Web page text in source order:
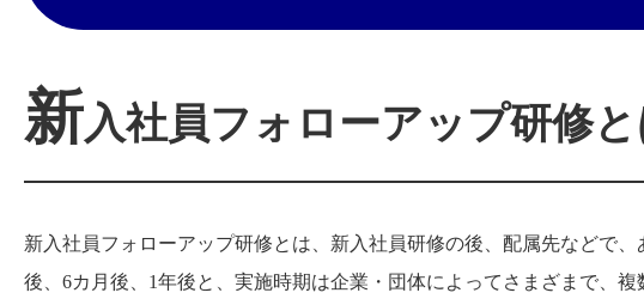
新入社員フォローアップ研修と
新入社員フォローアップ研修とは、新入社員研修の後、配属先などで
後、6カ月後、1年後と、実施時期は企業・団体によってさまざまで、複